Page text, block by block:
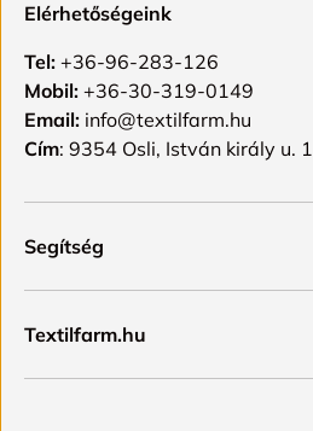
Elérhetőségeink
Tel: +36-96-283-126
Mobil: +36-30-319-0149
Email: info@textilfarm.hu
Cím: 9354 Osli, István király u. 1
Segítség
Textilfarm.hu